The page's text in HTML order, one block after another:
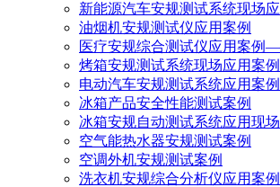
新能源汽车安规测试系统现场
油烟机安规测试仪应用案例
医疗安规综合测试仪应用案例
烤箱安规测试系统现场应用案例
电动汽车安规测试系统应用案例
冰箱产品安全性能测试案例
冰箱安规自动测试系统应用现场
空气能热水器安规测试案例
空调外机安规测试案例
洗衣机安规综合分析仪应用案例